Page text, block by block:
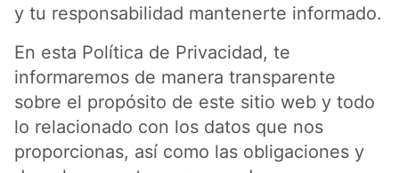
y tu responsabilidad mantenerte informado.
En esta Política de Privacidad, te
informaremos de manera transparente
sobre el propósito de este sitio web y todo
lo relacionado con los datos que nos
proporcionas, así como las obligaciones y